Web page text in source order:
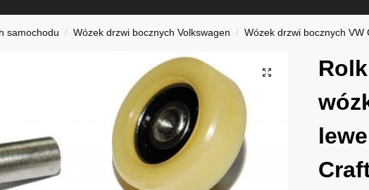
samochodu / Wózek drzwi bocznych Volkswagen / Wózek drzwi bocznych VW